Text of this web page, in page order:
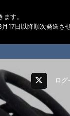
す。
17日以降順次発送さ
ログ